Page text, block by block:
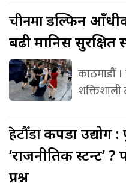
चीनमाडल्फिन
बढी मानिस सुरक्षित
काठमाडौं ।
शक्तिशाली
हेटौँडाकपडा उद्योग
‘राजनीतिक स्टन्ट’
प्रश्न